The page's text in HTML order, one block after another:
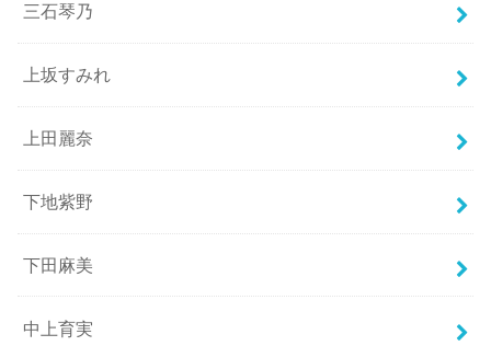
三石琴乃
上坂すみれ
上田麗奈
下地紫野
下田麻美
中上育実